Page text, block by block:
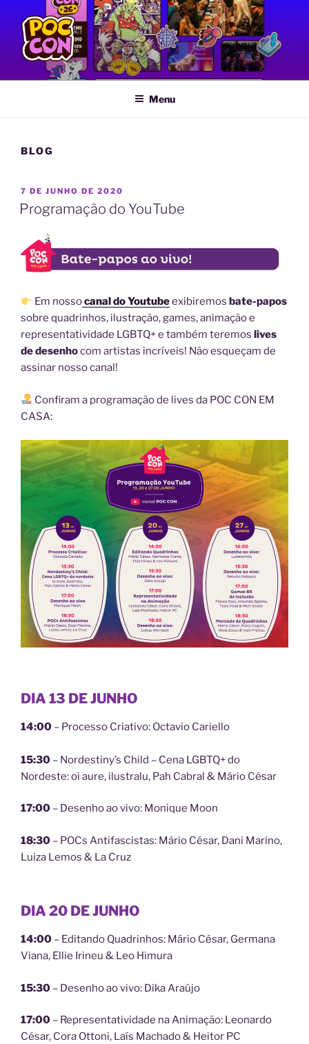
conteúdo
POC CON
Feira LGBTQIA+ de Quadrinhos e Artes Gráficas
Menu
BLOG
PUBLICADO
EM
7 DE JUNHO DE 2020
Programação do YouTube
Em nossocanal do Youtubeexibiremos bate-papos
sobre quadrinhos, ilustração, games, animação e
representatividade LGBTQ+ e também teremos lives
de desenhocom artistas incríveis! Não esqueçam de
assinar nosso canal!
Confiram a programação de lives da POC CON EM
CASA:
DIA 13 DE JUNHO
14:00 – Processo Criativo: Octavio Cariello
15:30 – Nordestiny’s Child – Cena LGBTQ+ do
Nordeste: oi aure, ilustralu, Pah Cabral & Mário César
17:00 – Desenho ao vivo: Monique Moon
18:30 – POCs Antifascistas: Mário César, Dani Marino,
Luiza Lemos & La Cruz
DIA 20 DE JUNHO
14:00 – Editando Quadrinhos: Mário César, Germana
Viana, Ellie Irineu & Leo Himura
15:30 – Desenho ao vivo: Dika Araújo
17:00 – Representatividade na Animação: Leonardo
César, Cora Ottoni, Laís Machado & Heitor PC